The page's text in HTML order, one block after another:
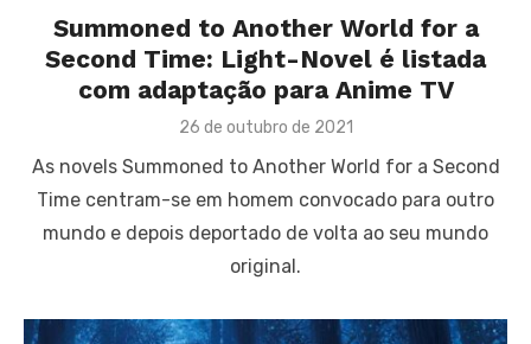
Summoned to Another World for a
Second Time: Light-Novel é listada
com adaptação para Anime TV
Posted
26 de outubro de 2021
As novels Summoned to Another World for a Second
Time centram-se em homem convocado para outro
mundo e depois deportado de volta ao seu mundo
original.